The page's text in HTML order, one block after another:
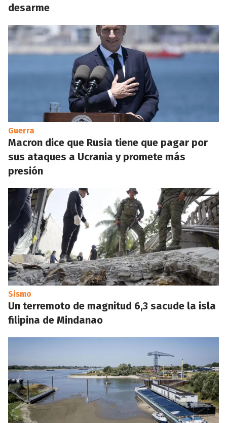
desarme
Guerra
Macron dice que Rusia tiene que pagar por
sus ataques a Ucrania y promete más
presión
Sismo
Un terremoto de magnitud 6,3 sacude la isla
filipina de Mindanao